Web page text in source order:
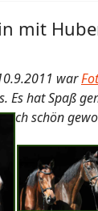
mit
war
Es hat Spaß
schön